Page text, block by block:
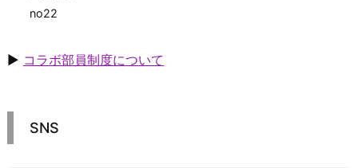
no22
▶ コラボ部員制度について
SNS